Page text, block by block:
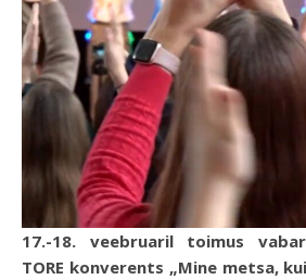
17.-18. veebruaril toimus vabariiklik kahepäevane
TORE konverents „Mine metsa,